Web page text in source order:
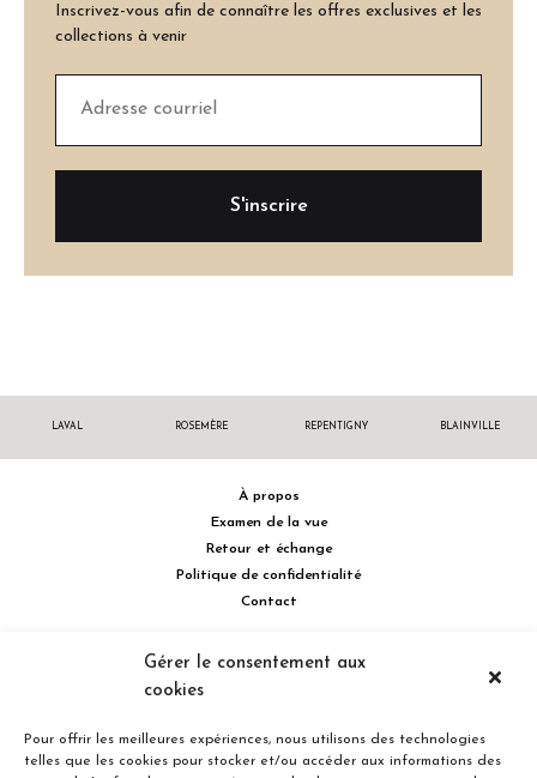
Gérer le consentement aux
cookies
Pour offrir les meilleures expériences, nous utilisons des technologies
telles que les cookies pour stocker et/ou accéder aux informations des
Inscrivez-vous afin de connaître les offres exclusives et les
collections à venir
LAVAL ROSEMÈRE REPENTIGNY BLAINVILLE
À propos
Examen de la vue
Retour et échange
Politique de confidentialité
Contact
514 732.0222
Concorde Est, Laval, Québec H7G 2E4 Canada